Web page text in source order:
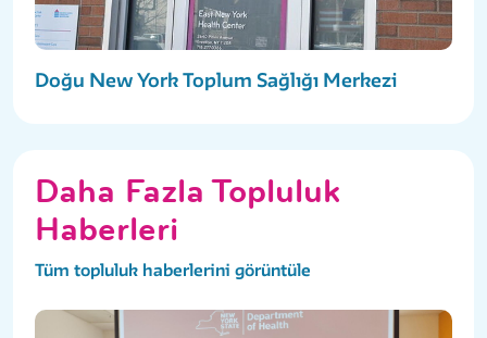
Doğu New York Toplum Sağlığı Merkezi
Daha Fazla Topluluk
Haberleri
Tüm topluluk haberlerini görüntüle